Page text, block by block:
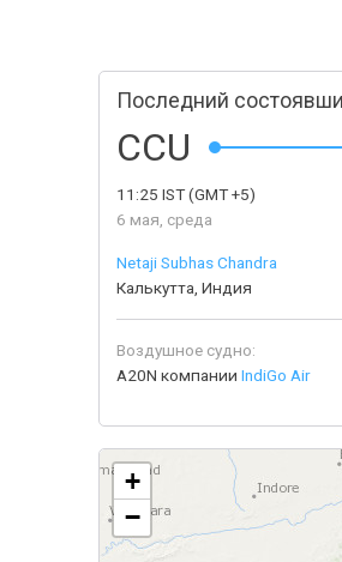
Последний
CCU
11:25 IST(GMT +5)
6 мая, среда
Netaji Subhas Chandra
Калькутта, Индия
Воздушное судно:
A20N компании IndiGo Air
+
−